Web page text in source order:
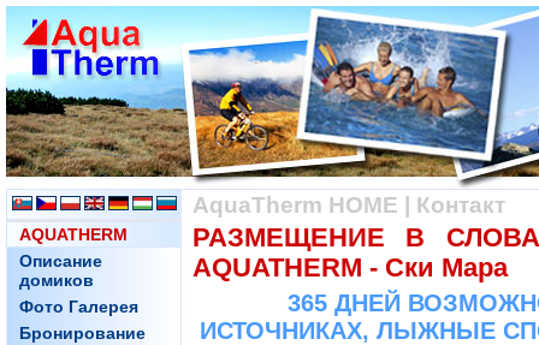
AQUATHERM
Описание
домиков
Фото Галерея
Бронирование
AquaTherm HOME Контакт
РАЗМЕЩЕНИЕ В
AQUATHERM - Ски Мара
365 ДНЕЙ
ИСТОЧНИКАХ, ЛЫЖНЫЕ